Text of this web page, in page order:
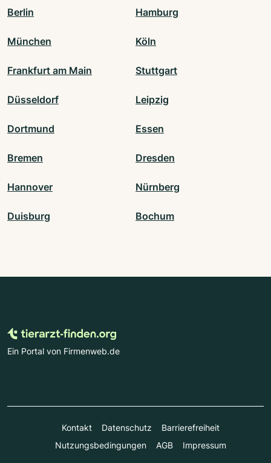
Berlin Hamburg
München Köln
Frankfurt am Main Stuttgart
Düsseldorf Leipzig
Dortmund Essen
Bremen Dresden
Hannover Nürnberg
Duisburg Bochum
Ein Portal von Firmenweb.de
Kontakt Datenschutz
Barrierefreiheit
Nutzungsbedingungen
AGB Impressum